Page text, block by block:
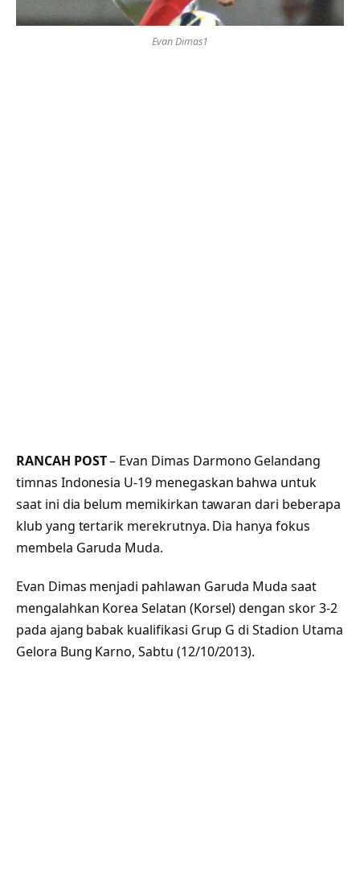
Evan Dimas1
RANCAH POST– Evan Dimas Darmono Gelandang
timnas Indonesia U-19 menegaskan bahwa untuk
saat ini dia belum memikirkan tawaran dari beberapa
klub yang tertarik merekrutnya. Dia hanya fokus
membela Garuda Muda.
Evan Dimas menjadi pahlawan Garuda Muda saat
mengalahkan Korea Selatan (Korsel) dengan skor 3-2
pada ajang babak kualifikasi Grup G di Stadion Utama
Gelora Bung Karno, Sabtu (12/10/2013).